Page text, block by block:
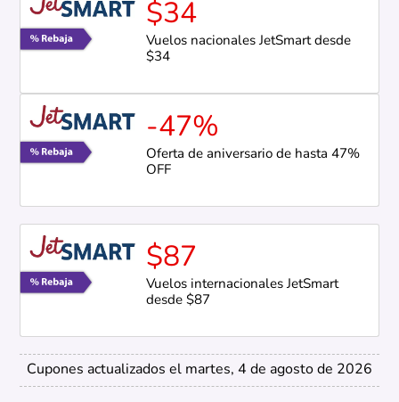
$34
Vuelos nacionales JetSmart desde
$34
-47%
Oferta de aniversario de hasta 47%
OFF
$87
Vuelos internacionales JetSmart
desde $87
Cupones actualizados el martes, 4 de agosto de 2026